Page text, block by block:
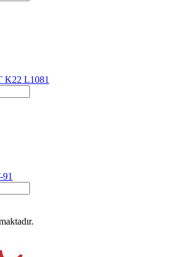
K22 L1081